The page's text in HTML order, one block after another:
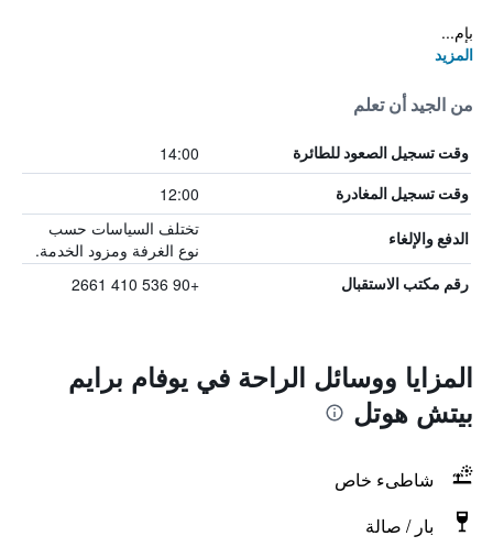
بإم...
المزيد
من الجيد أن تعلم
وقت تسجيل الصعود للطائرة 14:00
وقت تسجيل المغادرة 12:00
الدفع والإلغاء
تختلف السياسات حسب
نوع الغرفة ومزود الخدمة.
رقم مكتب الاستقبال +90 536 410 2661
المزايا ووسائل الراحة في يوفام برايم
بيتش هوتل
شاطىء خاص
بار / صالة